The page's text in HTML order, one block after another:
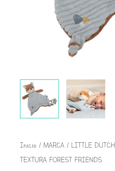
Inicio / MARCA/ LITTLE DUTCH
TEXTURA FOREST FRIENDS